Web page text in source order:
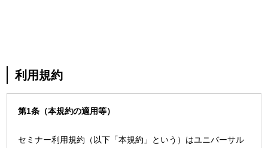
利用規約
第1条（本規約の適用等）
セミナー利用規約（以下「本規約」という）はユニバーサル